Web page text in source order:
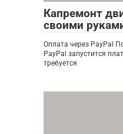
Капремонт
своими
Оплата через PayPal
PayPal запустится
требуется